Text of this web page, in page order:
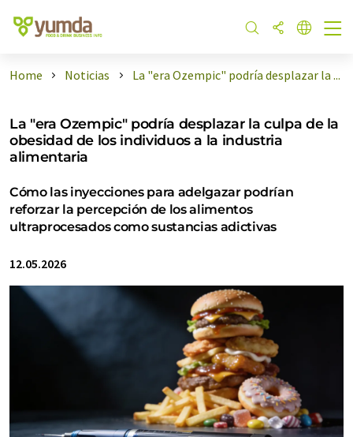
Home Noticias La "era Ozempic" podría desplazar la ...
La "era Ozempic" podría desplazar la culpa de la
obesidad de los individuos a la industria
alimentaria
Cómo las inyecciones para adelgazar podrían
reforzar la percepción de los alimentos
ultraprocesados como sustancias adictivas
12.05.2026